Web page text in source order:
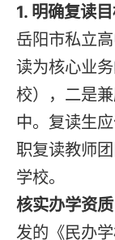
1. 明确复读
岳阳市私立
读为核心业
校），二是
中。复读生
职复读教师
学校。
核实办学资质
发的《民办